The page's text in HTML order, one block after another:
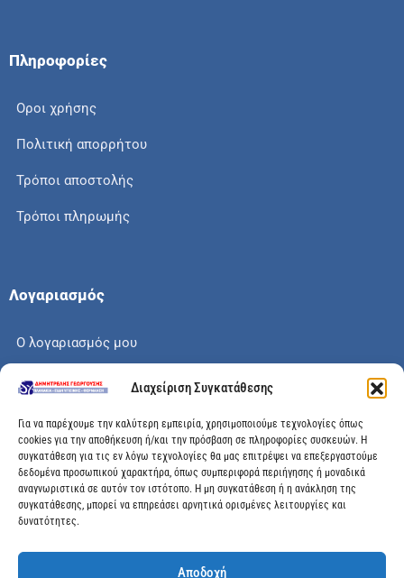
Διαχείριση Συγκατάθεσης
Για να παρέχουμε την καλύτερη εμπειρία, χρησιμοποιούμε τεχνολογίες όπως
cookies για την αποθήκευση ή/και την πρόσβαση σε πληροφορίες συσκευών. Η
συγκατάθεση για τις εν λόγω τεχνολογίες θα μας επιτρέψει να επεξεργαστούμε
δεδομένα προσωπικού χαρακτήρα, όπως συμπεριφορά περιήγησης ή μοναδικά
αναγνωριστικά σε αυτόν τον ιστότοπο. Η μη συγκατάθεση ή η ανάκληση της
συγκατάθεσης, μπορεί να επηρεάσει αρνητικά ορισμένες λειτουργίες και
δυνατότητες.
Αποδοχή
Πληροφορίες
Οροι χρήσης
Πολιτική απορρήτου
Τρόποι αποστολής
Τρόποι πληρωμής
Λογαριασμός
Ο λογαριασμός μου
Το καλάθι μου
Check out
Διεύθυνση
Μεγάλης Χώρας 89, Αγρίνιο, Τ.Κ: 30100